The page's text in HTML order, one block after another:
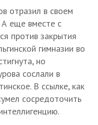
отразил в своем
А еще вместе с
против закрытия
гимназии во
но
сослали в
В ссылке, как
сосредоточить